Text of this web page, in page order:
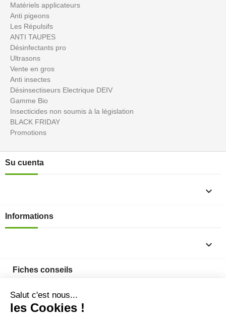
Matériels applicateurs
Anti pigeons
Les Répulsifs
ANTI TAUPES
Désinfectants pro
Ultrasons
Vente en gros
Anti insectes
Désinsectiseurs Electrique DEIV
Gamme Bio
Insecticides non soumis à la législation
BLACK FRIDAY
Promotions
Su cuenta

Informations

Fiches conseils